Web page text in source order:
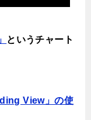
というチャート
View」の使